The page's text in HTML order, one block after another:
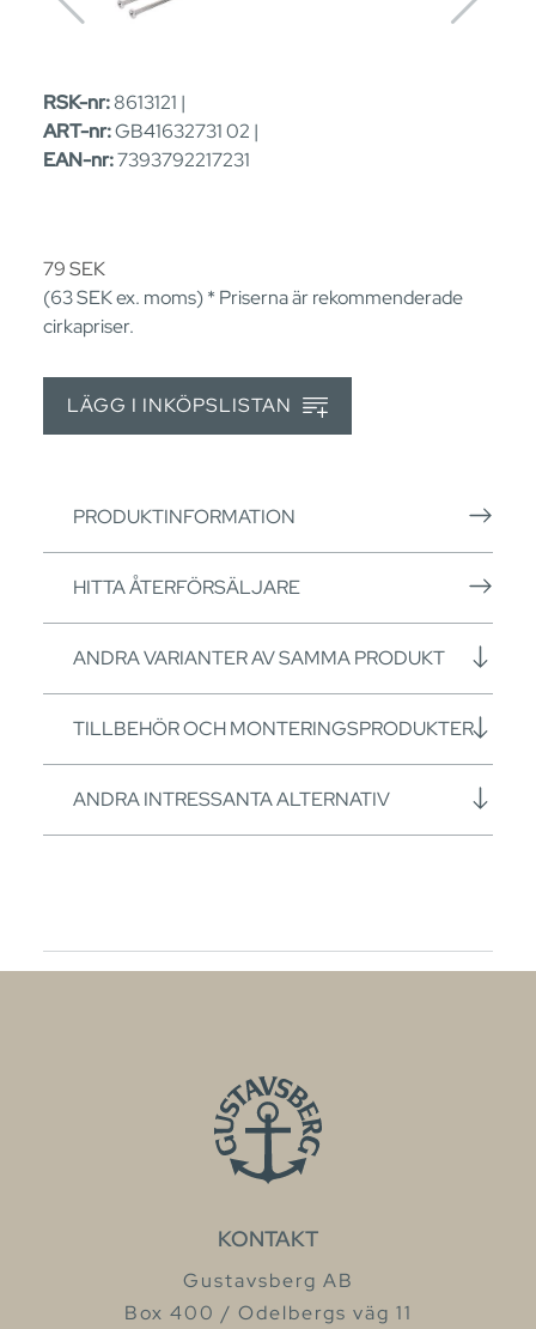
RSK-nr:8613121 |
ART-nr:GB41632731 02 |
EAN-nr:7393792217231
79SEK
(63SEKex. moms) * Priserna är rekommenderade
cirkapriser.
LÄGG I INKÖPSLISTAN
PRODUKTINFORMATION
HITTA ÅTERFÖRSÄLJARE
ANDRA VARIANTER AV SAMMA PRODUKT
TILLBEHÖR OCH MONTERINGSPRODUKTER
ANDRA INTRESSANTA ALTERNATIV
KONTAKT
Gustavsberg AB
Box 400 / Odelbergs väg 11